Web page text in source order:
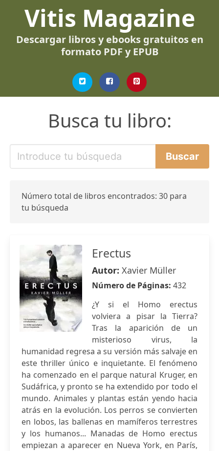
Vitis Magazine
Descargar libros y ebooks gratuitos en
formato PDF y EPUB
Busca tu libro:
Número total de libros encontrados: 30 para
tu búsqueda
Erectus
Autor: Xavier Müller
Número de Páginas: 432
¿Y si el Homo erectus
volviera a pisar la Tierra?
Tras la aparición de un
misterioso virus, la
humanidad regresa a su versión más salvaje en
este thriller único e inquietante. El fenómeno
ha comenzado en el parque natural Kruger, en
Sudáfrica, y pronto se ha extendido por todo el
mundo. Animales y plantas están yendo hacia
atrás en la evolución. Los perros se convierten
en lobos, las ballenas en mamíferos terrestres
y los humanos... Manadas de Homo erectus
empiezan a aparecer en Nueva York, en París,